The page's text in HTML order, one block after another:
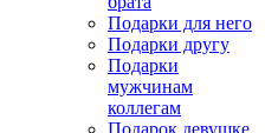
Подарки для него
Подарки другу
Подарки
мужчинам
коллегам
Подарок девушке